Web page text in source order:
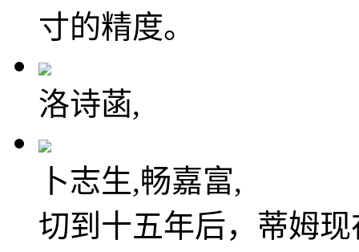
寸的精度。
洛诗菡,
卜志生,畅嘉富,
切到十五年后，蒂姆